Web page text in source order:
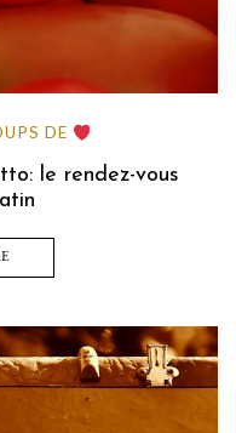
DE
le rendez-vous